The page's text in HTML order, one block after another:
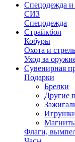
Спецодежда
СИЗ
Спецодежда
Страйкбол
Кобуры
Охота и
Уход за
Сувенирная
Подарки
Брелки
Другие
Флаги,